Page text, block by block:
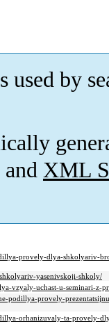
used by
and XML
provely-dlya-shkolyariv-
yasenivskoji-shkoly/
vzyaly-uchast-u-seminari-z-
podillya-provely-
orhanizuvaly-ta-provely-